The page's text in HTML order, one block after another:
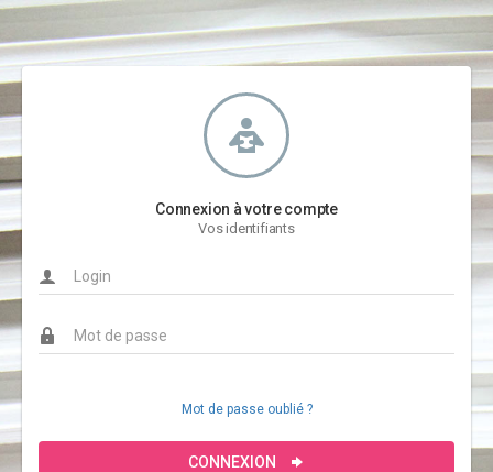
Connexion à votre compte
Vos identifiants
Mot de passe oublié ?
CONNEXION